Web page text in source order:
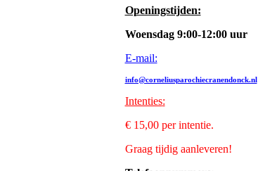
Openingstijden:
Woensdag 9:00-12:00 uur
E-mail:
info@corneliusparochiecranendonck.nl
Intenties:
€ 15,00 per intentie.
Graag tijdig aanleveren!